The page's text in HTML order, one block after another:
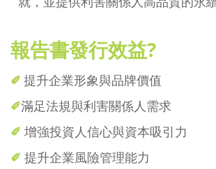
報告書發行效益?
✐ 提升企業形象與品牌價值
✐滿足法規與利害關係人需求
✐ 增強投資人信心與資本吸引力
✐ 提升企業風險管理能力